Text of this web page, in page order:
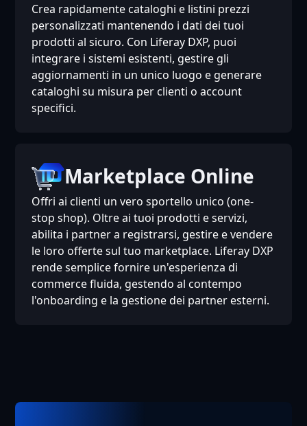
Crea rapidamente cataloghi e listini prezzi
personalizzati mantenendo i dati dei tuoi
prodotti al sicuro. Con Liferay DXP, puoi
integrare i sistemi esistenti, gestire gli
aggiornamenti in un unico luogo e generare
cataloghi su misura per clienti o account
specifici.
Marketplace Online
Offri ai clienti un vero sportello unico (one-
stop shop). Oltre ai tuoi prodotti e servizi,
abilita i partner a registrarsi, gestire e vendere
le loro offerte sul tuo marketplace. Liferay DXP
rende semplice fornire un'esperienza di
commerce fluida, gestendo al contempo
l'onboarding e la gestione dei partner esterni.